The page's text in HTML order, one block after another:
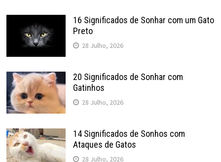
16 Significados de Sonhar com um Gato
Preto
28 Julho, 2026
20 Significados de Sonhar com
Gatinhos
28 Julho, 2026
14 Significados de Sonhos com
Ataques de Gatos
28 Julho, 2026